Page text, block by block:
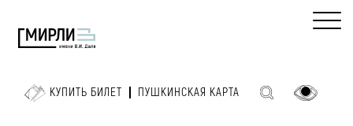
КУПИТЬ БИЛЕТ ПУШКИНСКАЯ КАРТА